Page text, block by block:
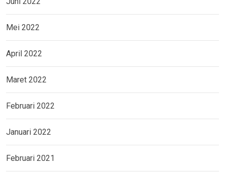
Mei 2022
April 2022
Maret 2022
Februari 2022
Januari 2022
Februari 2021